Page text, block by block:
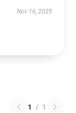
Nov 16, 2025
1 / 1